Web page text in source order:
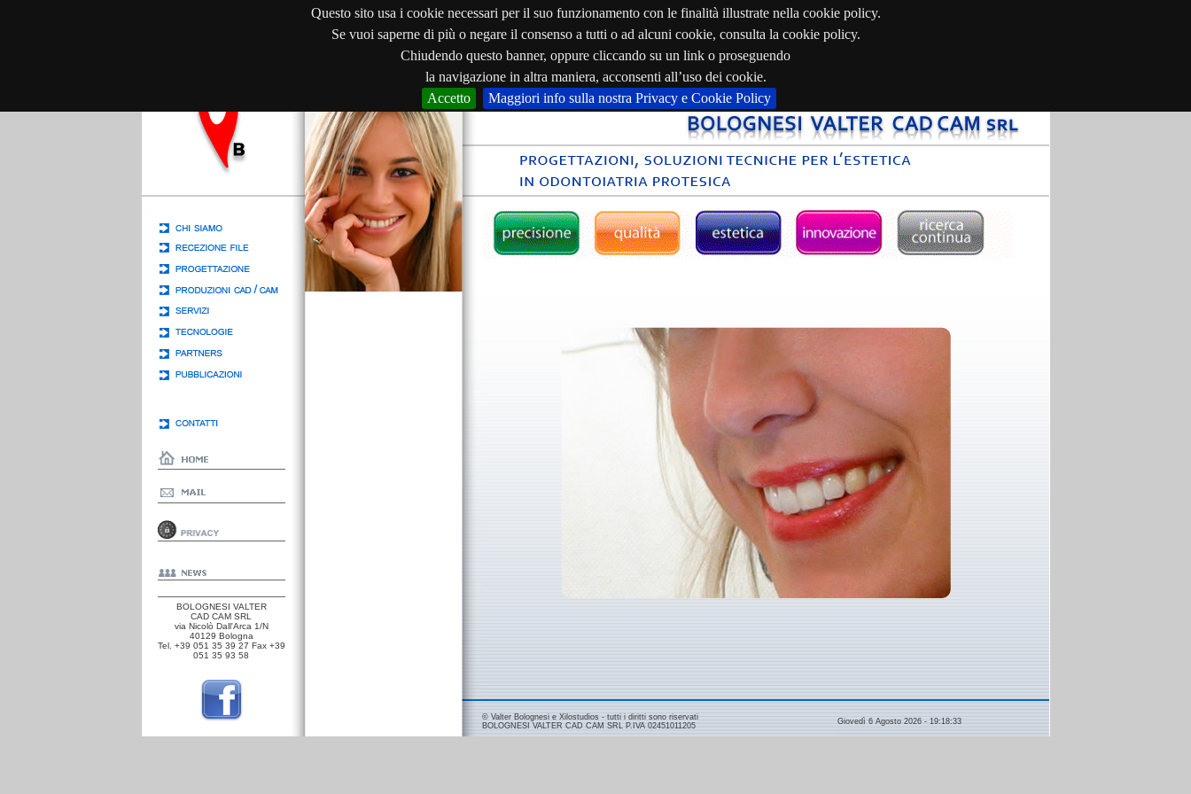
Questo sito usa i cookie necessari per il suo funzionamento con le finalità illustrate nella cookie policy.
Se vuoi saperne di più o negare il consenso a tutti o ad alcuni cookie, consulta la cookie policy.
Chiudendo questo banner, oppure cliccando su un link o proseguendo
la navigazione in altra maniera, acconsenti all’uso dei cookie.
Accetto
Maggiori info sulla nostra Privacy e Cookie Policy
BOLOGNESI VALTER
CAD CAM SRL
via Nicolò Dall'Arca 1/N
40129 Bologna
Tel. +39 051 35 39 27 Fax +39
051 35 93 58
© Valter Bolognesi e Xilostudios - tutti i diritti sono riservati
BOLOGNESI VALTER CAD CAM SRL P.IVA 02451011205
Giovedì 6 Agosto 2026 - 19:18:33